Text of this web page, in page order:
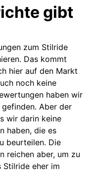
gibt
zum Stilride
Das kommt
hier auf den Markt
noch keine
haben wir
Aber der
wir darin keine
haben, die es
beurteilen. Die
reichen aber, um zu
Stilride eher im